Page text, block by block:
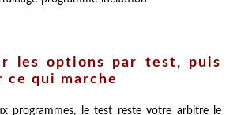
les options par test, puis
qui marche
programmes, le test reste votre arbitre le